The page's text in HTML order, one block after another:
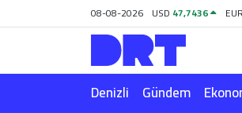
08-08-2026 USD 47,7436 EUR
Denizli Gündem
Gündem
Hava Durumu
Trafik Durumu